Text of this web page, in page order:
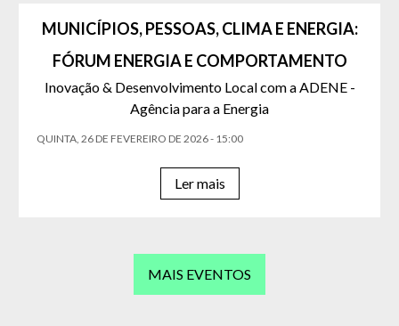
MUNICÍPIOS, PESSOAS, CLIMA E ENERGIA:
FÓRUM ENERGIA E COMPORTAMENTO
Inovação & Desenvolvimento Local com a ADENE -
Agência para a Energia
QUINTA, 26 DE FEVEREIRO DE 2026 - 15:00
Ler mais
MAIS EVENTOS